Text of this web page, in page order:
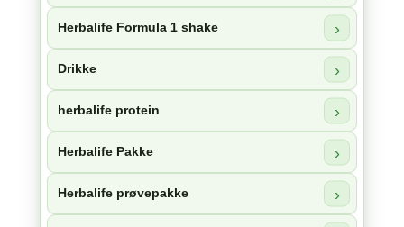
Herbalife Formula 1 shake
Drikke
herbalife protein
Herbalife Pakke
Herbalife prøvepakke